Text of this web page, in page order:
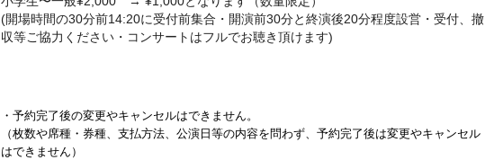
(開場時間の30分前14:20に受付前集合・開演前30分と終演後20分程度設営・受付、撤
収等ご協力ください・コンサートはフルでお聴き頂けます)
・予約完了後の変更やキャンセルはできません。
（枚数や席種・券種、支払方法、公演日等の内容を問わず、予約完了後は変更やキャンセル
はできません）